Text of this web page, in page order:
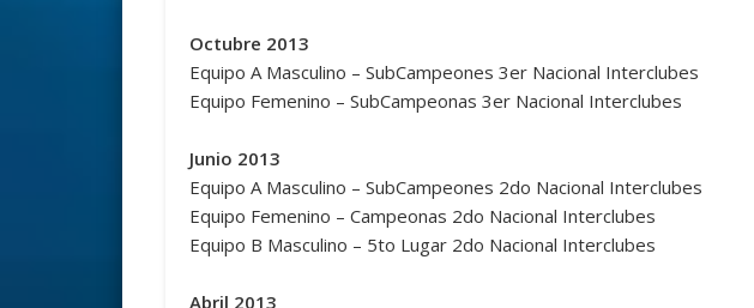
Octubre 2013
Equipo A Masculino – SubCampeones 3er Nacional Interclubes
Equipo Femenino – SubCampeonas 3er Nacional Interclubes
Junio 2013
Equipo A Masculino – SubCampeones 2do Nacional Interclubes
Equipo Femenino – Campeonas 2do Nacional Interclubes
Equipo B Masculino – 5to Lugar 2do Nacional Interclubes
Abril 2013